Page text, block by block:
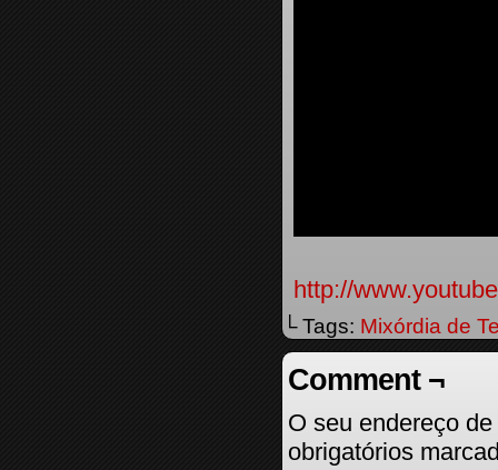
http://
└ Tags: Mixórdia de
Comment ¬
O seu endereço
obrigatórios